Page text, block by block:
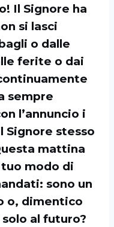
Il Signore ha
si lasci
o dalle
ferite o dai
sempre
l’annuncio i
Signore stesso
mattina
modo di
sono un
o, dimentico
al futuro?